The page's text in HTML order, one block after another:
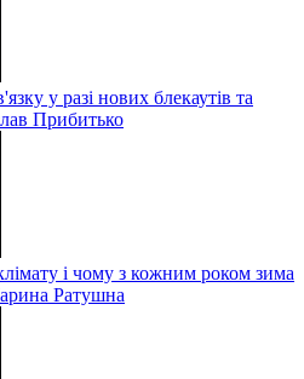
у разі нових блекаутів та
Прибитько
і чому з кожним роком зима
Ратушна